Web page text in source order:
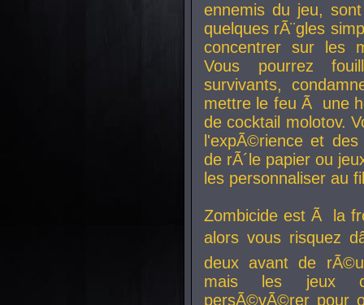
ennemis du jeu,
quelques rÃ¨gles
concentrer sur les
Vous pourrez
survivants,
mettre le feu Ã une
de cocktail molotov.
l'expÃ©rience et
de rÃ´le papier ou
les personnaliser au
Zombicide est Ã la
alors vous risquez
deux avant de
mais les jeux
persÃ©vÃ©rer pour